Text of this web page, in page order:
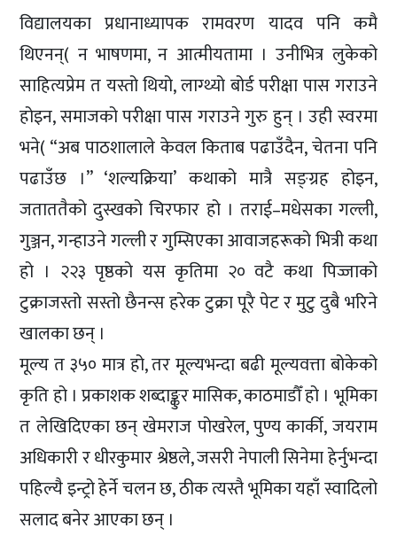
विद्यालयका प्रधानाध्यापक रामवरण यादव पनि कमै
थिएनन्( न भाषणमा, न आत्मीयतामा । उनीभित्र लुकेको
साहित्यप्रेम त यस्तो थियो, लाग्थ्यो बोर्ड परीक्षा पास गराउने
होइन, समाजको परीक्षा पास गराउने गुरु हुन् । उही स्वरमा
भने( “अब पाठशालाले केवल किताब पढाउँदैन, चेतना पनि
पढाउँछ ।” ‘शल्यक्रिया’ कथाको मात्रै सङ्ग्रह होइन,
जताततैको दुस्खको चिरफार हो । तराई–मधेसका गल्ली,
गुञ्जन, गन्हाउने गल्ली र गुम्सिएका आवाजहरूको भित्री कथा
हो । २२३ पृष्ठको यस कृतिमा २० वटै कथा पिज्जाको
टुक्राजस्तो सस्तो छैनन्स हरेक टुक्रा पूरै पेट र मुटु दुबै भरिने
खालका छन् ।
मूल्य त ३५० मात्र हो, तर मूल्यभन्दा बढी मूल्यवत्ता बोकेको
कृति हो । प्रकाशक शब्दाङ्कुर मासिक, काठमाडौँ हो । भूमिका
त लेखिदिएका छन् खेमराज पोखरेल, पुण्य कार्की, जयराम
अधिकारी र धीरकुमार श्रेष्ठले, जसरी नेपाली सिनेमा हेर्नुभन्दा
पहिल्यै इन्ट्रो हेर्ने चलन छ, ठीक त्यस्तै भूमिका यहाँ स्वादिलो
सलाद बनेर आएका छन् ।